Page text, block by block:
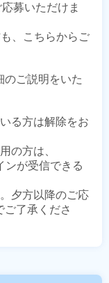
募いただけま
、こちらからご
のご説明をいた
る方は解除をお
の方は、
ンが受信できる
夕方以降のご応
了承くださ